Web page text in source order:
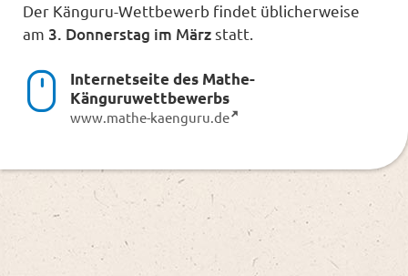
Der Känguru-Wettbewerb findet üblicherweise
am 3. Donnerstag im März statt.
Internetseite des Mathe-
Känguruwettbewerbs
www.mathe-kaenguru.de